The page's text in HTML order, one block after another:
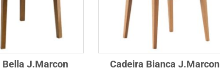
Bella J.Marcon Cadeira Bianca J.Marcon